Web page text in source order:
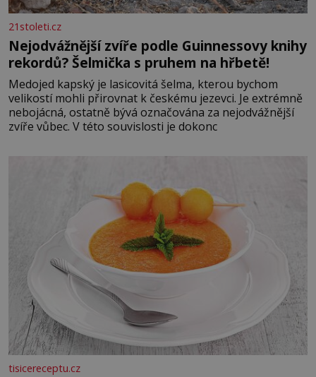
21stoleti.cz
Nejodvážnější zvíře podle Guinnessovy knihy
rekordů? Šelmička s pruhem na hřbetě!
Medojed kapský je lasicovitá šelma, kterou bychom
velikostí mohli přirovnat k českému jezevci. Je extrémně
nebojácná, ostatně bývá označována za nejodvážnější
zvíře vůbec. V této souvislosti je dokonc
tisicereceptu.cz